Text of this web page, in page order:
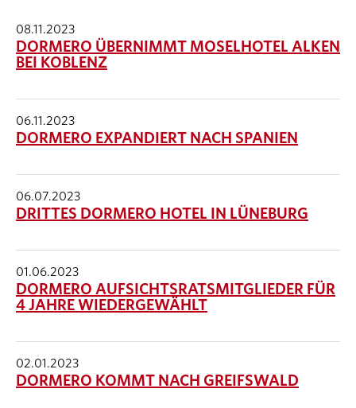
08.11.2023
DORMERO ÜBERNIMMT MOSELHOTEL ALKEN
BEI KOBLENZ
06.11.2023
DORMERO EXPANDIERT NACH SPANIEN
06.07.2023
DRITTES DORMERO HOTEL IN LÜNEBURG
01.06.2023
DORMERO AUFSICHTSRATSMITGLIEDER FÜR
4 JAHRE WIEDERGEWÄHLT
02.01.2023
DORMERO KOMMT NACH GREIFSWALD